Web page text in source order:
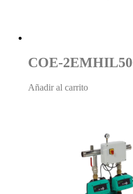
COE-
Añadir al carrito